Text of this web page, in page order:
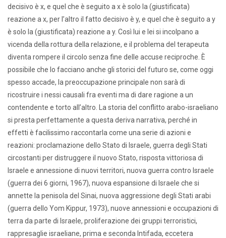
decisivo è x, e quel che è seguito a x è solo la (giustificata)
reazione a x, per l’altro il fatto decisivo è y, e quel che è seguito a y
è solo la (giustificata) reazione a y. Così lui e lei si incolpano a
vicenda della rottura della relazione, e il problema del terapeuta
diventa rompere il circolo senza fine delle accuse reciproche. È
possibile che lo facciano anche gli storici del futuro se, come oggi
spesso accade, la preoccupazione principale non sarà di
ricostruire i nessi causali fra eventi ma di dare ragione a un
contendente e torto all’altro. La storia del conflitto arabo-israeliano
si presta perfettamente a questa deriva narrativa, perché in
effetti è facilissimo raccontarla come una serie di azioni e
reazioni: proclamazione dello Stato di Israele, guerra degli Stati
circostanti per distruggere il nuovo Stato, risposta vittoriosa di
Israele e annessione di nuovi territori, nuova guerra contro Israele
(guerra dei 6 giorni, 1967), nuova espansione di Israele che si
annette la penisola del Sinai, nuova aggressione degli Stati arabi
(guerra dello Yom Kippur, 1973), nuove annessioni e occupazioni di
terra da parte di Israele, proliferazione dei gruppi terroristici,
rappresaglie israeliane, prima e seconda Intifada, eccetera